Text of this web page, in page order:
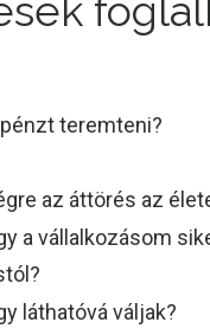
teremteni?
az áttörés az
a vállalkozásom
láthatóvá váljak?